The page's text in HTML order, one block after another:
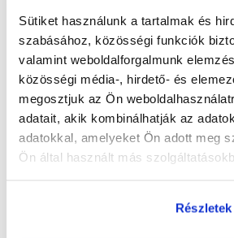
Sütiket használunk a tartalmak és
szabásához, közösségi funkciók
valamint weboldalforgalmunk
közösségi média-, hirdető- és
megosztjuk az Ön
adatait, akik kombinálhatják az
adatokkal, amelyeket Ön adott meg
Ön által használt más
kerülnek továbbításra. Ezen kívül
készíthetők elektronikus
.ddd fájlok távoli letöltése
A Tacho Analytics TrackGPS
.ddd fájlok távolról, további
letölthetők. Az adminisztrátor
ütemezés ismétlődését a flotta
megtakarítás érhető el, és